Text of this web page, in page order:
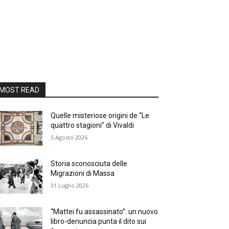
READ
Quelle misteriose origini de “Le
quattro stagioni” di Vivaldi
5 Agosto 2026
Storia sconosciuta delle
Migrazioni di Massa
31 Luglio 2026
“Mattei fu assassinato”: un nuovo
libro-denuncia punta il dito sui